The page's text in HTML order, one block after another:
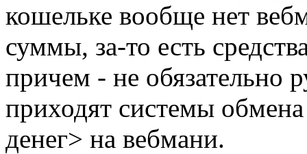
кошельке вообще нет
суммы, за-то есть
причем - не обязательно
приходят системы
денег> на вебмани.